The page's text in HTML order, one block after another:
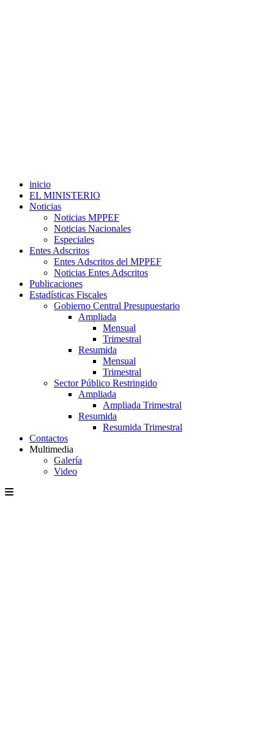
inicio
EL MINISTERIO
Noticias
Noticias MPPEF
Noticias Nacionales
Especiales
Entes Adscritos
Entes Adscritos del MPPEF
Noticias Entes Adscritos
Publicaciones
Estadísticas Fiscales
Gobierno Central Presupuestario
Ampliada
Mensual
Trimestral
Resumida
Mensual
Trimestral
Sector Público Restringido
Ampliada
Ampliada Trimestral
Resumida
Resumida Trimestral
Contactos
Multimedia
Galería
Video